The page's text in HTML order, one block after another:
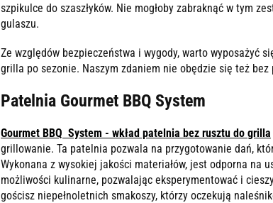
szpikulce do szaszłyków. Nie mogłoby zabraknąć w tym
gulaszu.
Ze względów bezpieczeństwa i wygody, warto wyposażyć
grilla po sezonie. Naszym zdaniem nie obędzie się też
Patelnia Gourmet BBQ System
Gourmet BBQ System - wkład patelnia bez rusztu do grilla
grillowanie. Ta patelnia pozwala na przygotowanie dań,
Wykonana z wysokiej jakości materiałów, jest odporna na
możliwości kulinarne, pozwalając eksperymentować i
gościsz niepełnoletnich smakoszy, którzy oczekują